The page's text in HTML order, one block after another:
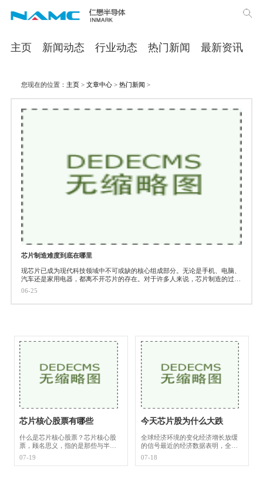
主页 新闻动态 行业动态 热门新闻 最新资讯
您现在的位置：主页 >文章中心 >热门新闻 >
芯片制造难度到底在哪里
现芯片已成为现代科技领域中不可或缺的核心组成部分。无论是手机、电脑、
汽车还是家用电器，都离不开芯片的存在。对于许多人来说，芯片制造的过程
却充满了神秘和难以理解的地
06-25
芯片核心股票有哪些
什么是芯片核心股票？芯片核心股
票，顾名思义，指的是那些与半导
体芯片设计、制造、封装、测试等
环节密切相关的公司股票。这些公
07-19
今天芯片股为什么大跌
全球经济环境的变化经济增长放缓
的信号最近的经济数据表明，全球
经济增长面临压力。各国的制造业
PMI（采购经理人指数）普遍下滑，
07-18